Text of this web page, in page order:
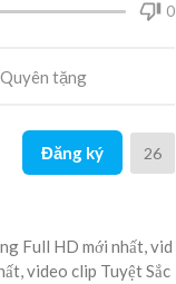
0
Quyên tặng
Đăng ký 26
Full HD mới nhất, vid
video clip Tuyệt Sắc